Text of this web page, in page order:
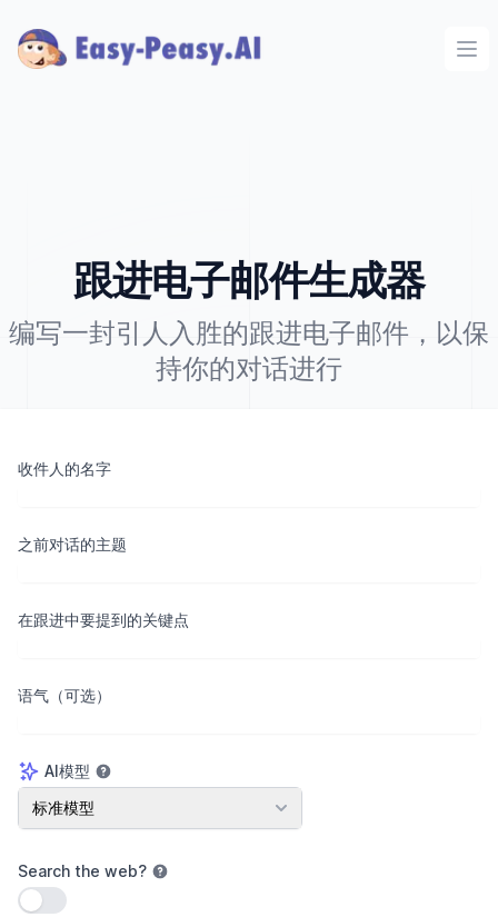
跟进电子邮件生成器
编写一封引人入胜的跟进电子邮件，以保
持你的对话进行
收件人的名字
之前对话的主题
在跟进中要提到的关键点
语气（可选）
AI模型
AI模型
标准模型
Search the web?
使用设置